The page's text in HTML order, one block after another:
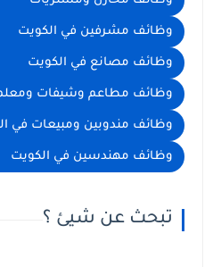
وظائف مشرفين في الكويت
وظائف مصانع في الكويت
وظائف مطاعم وشيفات
وظائف مندوبين ومبيعات في
وظائف مهندسين في الكويت
تبحث عن شيئ ؟